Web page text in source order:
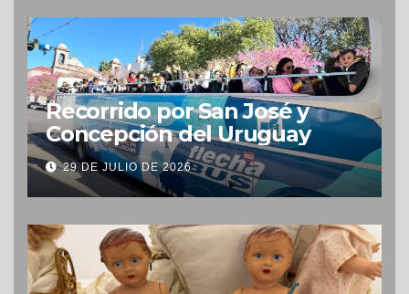
Recorrido por San José y
Concepción del Uruguay
29 DE JULIO DE 2026